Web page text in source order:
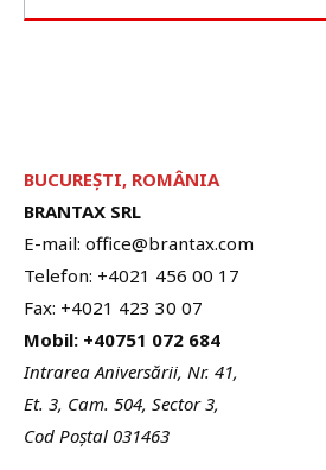
BUCUREȘTI, ROMÂNIA
BRANTAX SRL
E-mail: office@brantax.com
Telefon: +4021 456 00 17
Fax: +4021 423 30 07
Mobil: +40751 072 684
Intrarea Aniversării, Nr. 41,
Et. 3, Cam. 504, Sector 3,
Cod Poștal 031463